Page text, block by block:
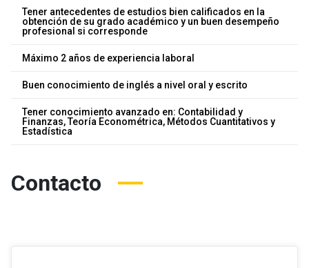
Tener antecedentes de estudios bien calificados en la
obtención de su grado académico y un buen desempeño
profesional si corresponde
Máximo 2 años de experiencia laboral
Buen conocimiento de inglés a nivel oral y escrito
Tener conocimiento avanzado en: Contabilidad y
Finanzas, Teoría Econométrica, Métodos Cuantitativos y
Estadística
Contacto